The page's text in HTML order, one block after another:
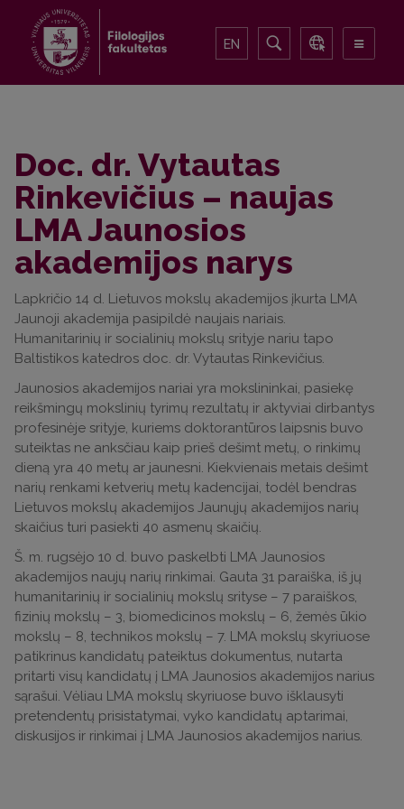
EN
Doc. dr. Vytautas
Rinkevičius – naujas
LMA Jaunosios
akademijos narys
Lapkričio 14 d. Lietuvos mokslų akademijos įkurta LMA
Jaunoji akademija pasipildė naujais nariais.
Humanitarinių ir socialinių mokslų srityje nariu tapo
Baltistikos katedros doc. dr. Vytautas Rinkevičius.
Jaunosios akademijos nariai yra mokslininkai, pasiekę
reikšmingų mokslinių tyrimų rezultatų ir aktyviai dirbantys
profesinėje srityje, kuriems doktorantūros laipsnis buvo
suteiktas ne anksčiau kaip prieš dešimt metų, o rinkimų
dieną yra 40 metų ar jaunesni. Kiekvienais metais dešimt
narių renkami ketverių metų kadencijai, todėl bendras
Lietuvos mokslų akademijos Jaunųjų akademijos narių
skaičius turi pasiekti 40 asmenų skaičių.
Š. m. rugsėjo 10 d. buvo paskelbti LMA Jaunosios
akademijos naujų narių rinkimai. Gauta 31 paraiška, iš jų
humanitarinių ir socialinių mokslų srityse – 7 paraiškos,
fizinių mokslų – 3, biomedicinos mokslų – 6, žemės ūkio
mokslų – 8, technikos mokslų – 7. LMA mokslų skyriuose
patikrinus kandidatų pateiktus dokumentus, nutarta
pritarti visų kandidatų į LMA Jaunosios akademijos narius
sąrašui. Vėliau LMA mokslų skyriuose buvo išklausyti
pretendentų prisistatymai, vyko kandidatų aptarimai,
diskusijos ir rinkimai į LMA Jaunosios akademijos narius.